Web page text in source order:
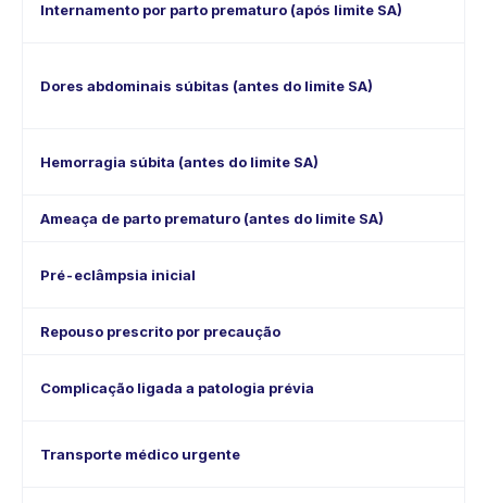
Internamento por parto prematuro (após limite SA)
Dores abdominais súbitas (antes do limite SA)
Hemorragia súbita (antes do limite SA)
Ameaça de parto prematuro (antes do limite SA)
Pré-eclâmpsia inicial
Repouso prescrito por precaução
Complicação ligada a patologia prévia
Transporte médico urgente